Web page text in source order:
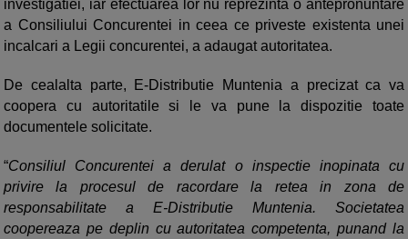
investigatiei, iar efectuarea lor nu reprezinta o antepronuntare
a Consiliului Concurentei in ceea ce priveste existenta unei
incalcari a Legii concurentei, a adaugat autoritatea.
De cealalta parte, E-Distributie Muntenia a precizat ca va
coopera cu autoritatile si le va pune la dispozitie toate
documentele solicitate.
“Consiliul Concurentei a derulat o inspectie inopinata cu
privire la procesul de racordare la retea in zona de
responsabilitate a E-Distributie Muntenia. Societatea
coopereaza pe deplin cu autoritatea competenta, punand la